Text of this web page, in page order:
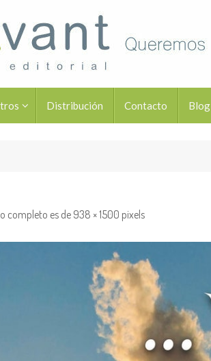
Distribución Contacto Blog
completo es de938 × 1500 pixels